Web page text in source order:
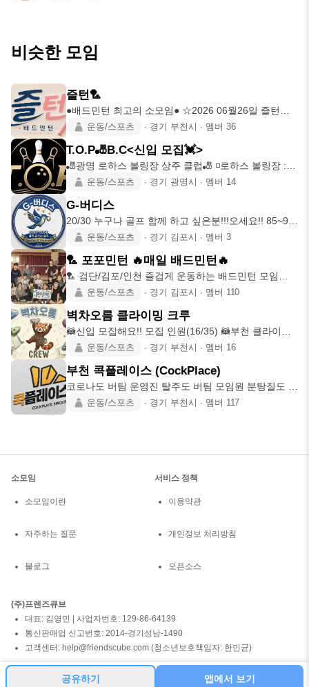
비슷한 모임
즐턴🏸
●배드민턴 최고의 소모임● ☆2026 06월26일 즐턴🏸
개설☆ 배드
운동/스포츠 ∙ 경기 부천시 ∙ 멤버 36
T.O.P🎳B.C<신입 모집💓>
🎳광명 로하스 볼링장 상주 클럽🎳 ◽️로하스 볼링장 :
오리로운동/스포츠 ∙ 경기 광명시 ∙ 멤버 14
G-버디스
20/30 누구나 골프 함께 하고 싶은분!!!오세요!! 85~99
년생!!운동/스포츠 ∙ 경기 김포시 ∙ 멤버 3
🏸 포포민턴 🔥매일 배드민턴🔥
🏸 검단/김포/인천 즐겁게 운동하는 배드민턴 모임
Since 2024.0
운동/스포츠 ∙ 경기 김포시 ∙ 멤버 110
벽차오름 클라이밍 크루
🦝신입 모집해요!! 모집 인원(16/35) 🦝부천 클라이밍
모임 🦝s
운동/스포츠 ∙ 경기 부천시 ∙ 멤버 16
부천 콕플레이스 (CockPlace)
코로나도 버팀 운영진 탈주도 버팀 모임원 분탕질도 버
팀 근데 드롭샷은
운동/스포츠 ∙ 경기 부천시 ∙ 멤버 117
공유하기 앱에서 보기
소모임
소모임이란
자주하는 질문
블로그
서비스 정책
이용약관
개인정보 처리방침
오픈소스
(주)프렌즈큐브
대표: 김영민 | 사업자번호: 129-86-64139
통신판매업 신고번호: 2014-경기성남-1490
고객센터: help@friendscube.com (청소년보호책임자: 한민균)